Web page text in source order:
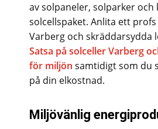
av solpaneler, solparker och
solcellspaket. Anlita ett
Varberg och skräddarsydda
Satsa på solceller Varberg
för miljön samtidigt som du
på din elkostnad.
Miljövänlig